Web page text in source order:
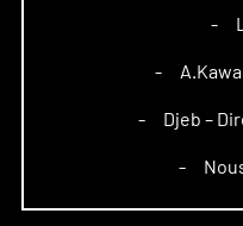
–
–
– Djeb –
–